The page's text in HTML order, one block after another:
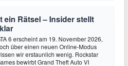
ein Rätsel – Insider stellt
6 erscheint am 19. November 2026,
über einen neuen Online-Modus
wir erstaunlich wenig. Rockstar
bewirbt Grand Theft Auto VI